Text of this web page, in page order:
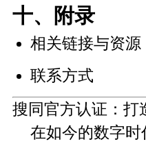
十、附录
相关链接与资源
联系方式
搜同官方认证：打
在如今的数字